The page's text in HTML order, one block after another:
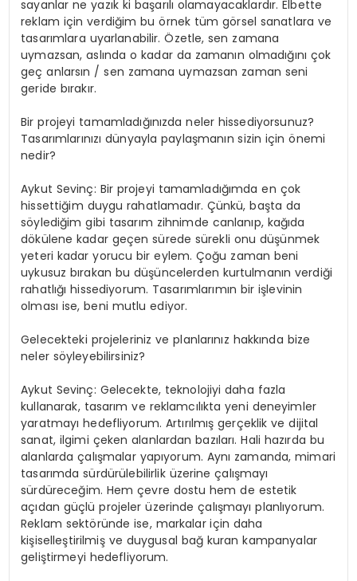
sayanlar ne yazık ki başarılı olamayacaklardır. Elbette
reklam için verdiğim bu örnek tüm görsel sanatlara ve
tasarımlara uyarlanabilir. Özetle, sen zamana
uymazsan, aslında o kadar da zamanın olmadığını çok
geç anlarsın / sen zamana uymazsan zaman seni
geride bırakır.
Bir projeyi tamamladığınızda neler hissediyorsunuz?
Tasarımlarınızı dünyayla paylaşmanın sizin için önemi
nedir?
Aykut Sevinç: Bir projeyi tamamladığımda en çok
hissettiğim duygu rahatlamadır. Çünkü, başta da
söylediğim gibi tasarım zihnimde canlanıp, kağıda
dökülene kadar geçen sürede sürekli onu düşünmek
yeteri kadar yorucu bir eylem. Çoğu zaman beni
uykusuz bırakan bu düşüncelerden kurtulmanın verdiği
rahatlığı hissediyorum. Tasarımlarımın bir işlevinin
olması ise, beni mutlu ediyor.
Gelecekteki projeleriniz ve planlarınız hakkında bize
neler söyleyebilirsiniz?
Aykut Sevinç: Gelecekte, teknolojiyi daha fazla
kullanarak, tasarım ve reklamcılıkta yeni deneyimler
yaratmayı hedefliyorum. Artırılmış gerçeklik ve dijital
sanat, ilgimi çeken alanlardan bazıları. Hali hazırda bu
alanlarda çalışmalar yapıyorum. Aynı zamanda, mimari
tasarımda sürdürülebilirlik üzerine çalışmayı
sürdüreceğim. Hem çevre dostu hem de estetik
açıdan güçlü projeler üzerinde çalışmayı planlıyorum.
Reklam sektöründe ise, markalar için daha
kişiselleştirilmiş ve duygusal bağ kuran kampanyalar
geliştirmeyi hedefliyorum.